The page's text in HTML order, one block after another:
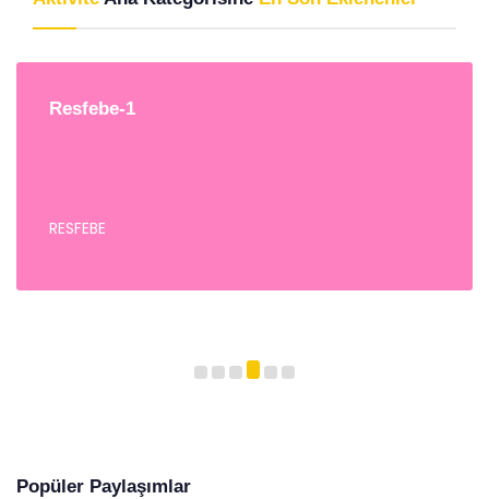
Resfebe-1
RESFEBE
Popüler Paylaşımlar